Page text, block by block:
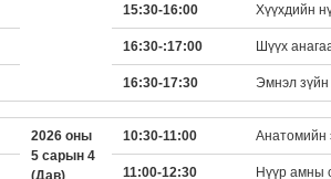
15:30-16:00 Хүүхдийн
16:30-:17:00 Шүүх
16:30-17:30 Эмнэл зүйн
2026 оны
5 сарын 4
(Дав)
10:30-11:00 Анатомийн
11:00-12:30
Нүүр амны